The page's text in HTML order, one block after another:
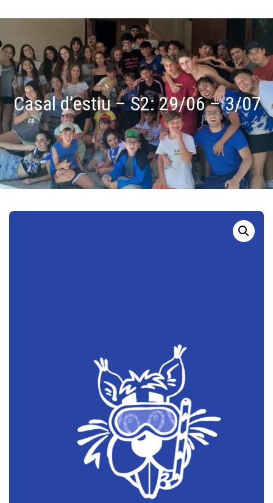
Casal d’estiu – S2: 29/06 – 3/07